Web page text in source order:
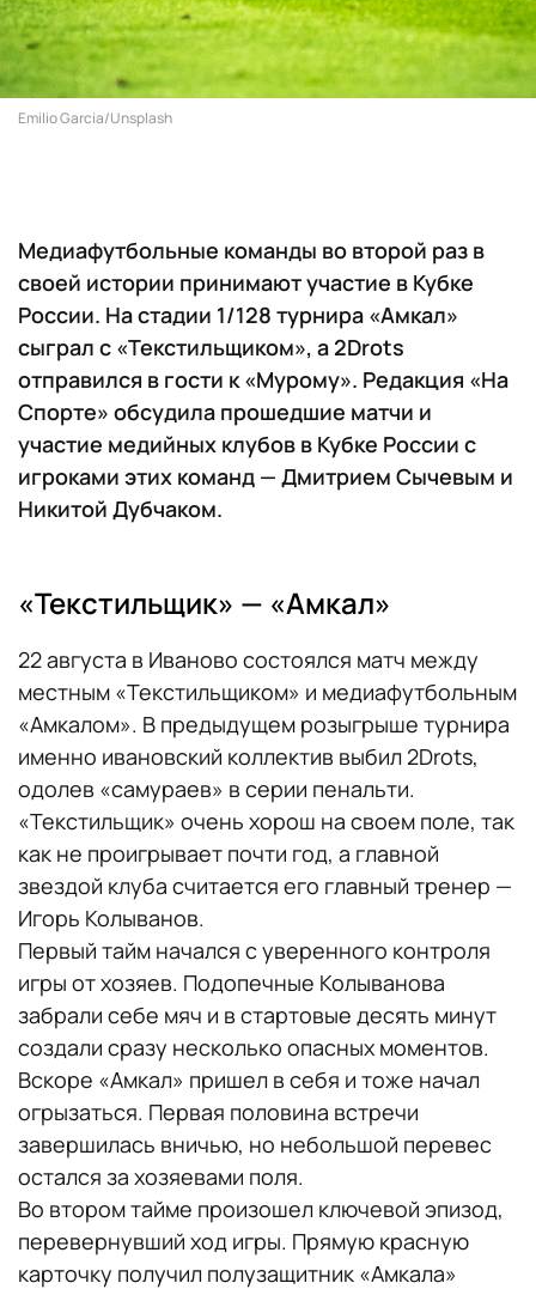
Emilio Garcia/Unsplash
Медиафутбольные команды во второй раз в
своей истории принимают участие в Кубке
России. На стадии 1/128 турнира «Амкал»
сыграл с «Текстильщиком», а 2Drots
отправился в гости к «Мурому». Редакция «На
Спорте» обсудила прошедшие матчи и
участие медийных клубов в Кубке России с
игроками этих команд — Дмитрием Сычевым и
Никитой Дубчаком.
«Текстильщик» — «Амкал»
22 августа в Иваново состоялся матч между
местным «Текстильщиком» и медиафутбольным
«Амкалом». В предыдущем розыгрыше турнира
именно ивановский коллектив выбил 2Drots,
одолев «самураев» в серии пенальти.
«Текстильщик» очень хорош на своем поле, так
как не проигрывает почти год, а главной
звездой клуба считается его главный тренер —
Игорь Колыванов.
Первый тайм начался с уверенного контроля
игры от хозяев. Подопечные Колыванова
забрали себе мяч и в стартовые десять минут
создали сразу несколько опасных моментов.
Вскоре «Амкал» пришел в себя и тоже начал
огрызаться. Первая половина встречи
завершилась вничью, но небольшой перевес
остался за хозяевами поля.
Во втором тайме произошел ключевой эпизод,
перевернувший ход игры. Прямую красную
карточку получил полузащитник «Амкала»